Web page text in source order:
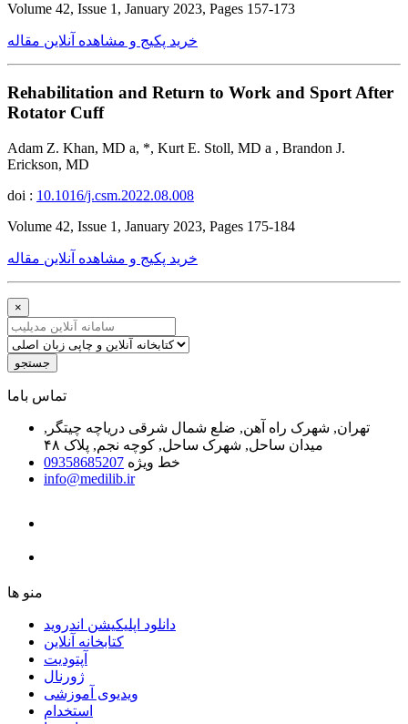
Volume 42, Issue 1, January 2023, Pages 157-173
خرید پکیج و مشاهده آنلاین مقاله
Rehabilitation and Return to Work and Sport After
Rotator Cuff
Adam Z. Khan, MD a, *, Kurt E. Stoll, MD a , Brandon J.
Erickson, MD
doi : 10.1016/j.csm.2022.08.008
Volume 42, Issue 1, January 2023, Pages 175-184
خرید پکیج و مشاهده آنلاین مقاله
×
جستجو
ﺗﻤﺎﺱ ﺑﺎﻣﺎ
تهران, شهرک راه آهن, ضلع شمال شرقی دریاچه چیتگر,
میدان ساحل, شهرک ساحل, کوچه نجم, پلاک ۴۸
خط ویژه 09358685207
info@medilib.ir
ﻣﻨﻮ ﻫﺎ
دانلود اپلیکیشن اندروید
ﮐﺘﺎﺑﺨﺎﻧﻪ ﺁﻧﻼﯾﻦ
ﺁﭘﺘﻮﺩﯾﺖ
ﮊﻭﺭﻧﺎﻝ
ویدیوی آموزشی
استخدام